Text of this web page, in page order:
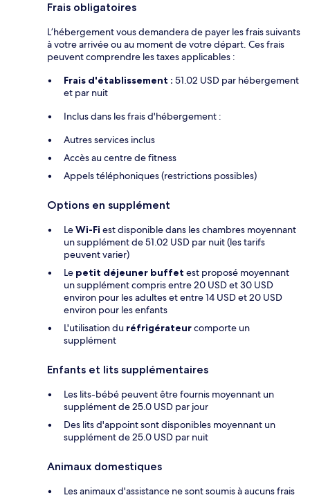
Frais obligatoires
L’hébergement vous demandera de payer les frais suivants
à votre arrivée ou au moment de votre départ. Ces frais
peuvent comprendre les taxes applicables :
Frais d'établissement : 51.02 USD par hébergement
et par nuit
Inclus dans les frais d'hébergement :
Autres services inclus
Accès au centre de fitness
Appels téléphoniques (restrictions possibles)
Options en supplément
LeWi-Fi est disponible dans les chambres moyennant
un supplément de 51.02 USD par nuit (les tarifs
peuvent varier)
Le petit déjeuner buffet est proposé moyennant
un supplément compris entre 20 USD et 30 USD
environ pour les adultes et entre 14 USD et 20 USD
environ pour les enfants
L'utilisation du réfrigérateurcomporte un
supplément
Enfants et lits supplémentaires
Les lits-bébé peuvent être fournis moyennant un
supplément de 25.0 USD par jour
Des lits d'appoint sont disponibles moyennant un
supplément de 25.0 USD par nuit
Animaux domestiques
Les animaux d'assistance ne sont soumis à aucuns frais